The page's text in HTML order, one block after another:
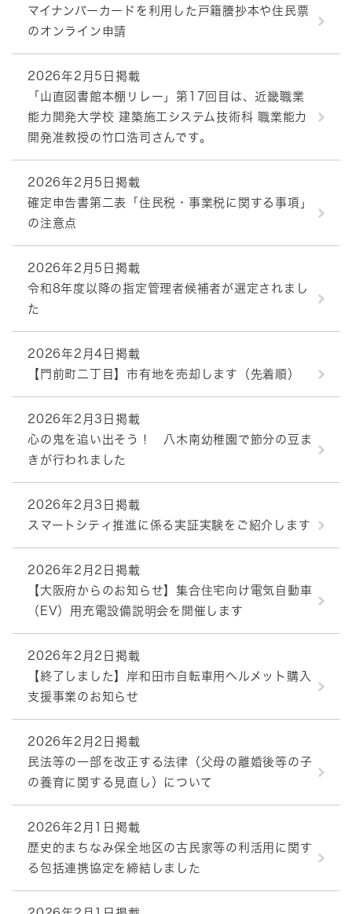
マイナンバーカードを利用した戸籍謄抄本や住民票
のオンライン申請
2026年2月5日掲載
「山直図書館本棚リレー」第17回目は、近畿職業
能力開発大学校 建築施工システム技術科 職業能力
開発准教授の竹口浩司さんです。
2026年2月5日掲載
確定申告書第二表「住民税・事業税に関する事項」
の注意点
2026年2月5日掲載
令和8年度以降の指定管理者候補者が選定されまし
た
2026年2月4日掲載
【門前町二丁目】市有地を売却します（先着順）
2026年2月3日掲載
心の鬼を追い出そう！ 八木南幼稚園で節分の豆ま
きが行われました
2026年2月3日掲載
スマートシティ推進に係る実証実験をご紹介します
2026年2月2日掲載
【大阪府からのお知らせ】集合住宅向け電気自動車
（EV）用充電設備説明会を開催します
2026年2月2日掲載
【終了しました】岸和田市自転車用ヘルメット購入
支援事業のお知らせ
2026年2月2日掲載
民法等の一部を改正する法律（父母の離婚後等の子
の養育に関する見直し）について
2026年2月1日掲載
歴史的まちなみ保全地区の古民家等の利活用に関す
る包括連携協定を締結しました